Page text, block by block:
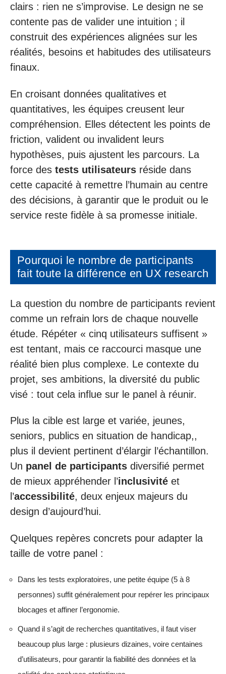
clairs : rien ne s’improvise. Le design ne se
contente pas de valider une intuition ; il
construit des expériences alignées sur les
réalités, besoins et habitudes des utilisateurs
finaux.
En croisant données qualitatives et
quantitatives, les équipes creusent leur
compréhension. Elles détectent les points de
friction, valident ou invalident leurs
hypothèses, puis ajustent les parcours. La
force des tests utilisateurs réside dans
cette capacité à remettre l’humain au centre
des décisions, à garantir que le produit ou le
service reste fidèle à sa promesse initiale.
Pourquoi le nombre de participants
fait toute la différence en UX research
La question du nombre de participants revient
comme un refrain lors de chaque nouvelle
étude. Répéter « cinq utilisateurs suffisent »
est tentant, mais ce raccourci masque une
réalité bien plus complexe. Le contexte du
projet, ses ambitions, la diversité du public
visé : tout cela influe sur le panel à réunir.
Plus la cible est large et variée, jeunes,
seniors, publics en situation de handicap,,
plus il devient pertinent d’élargir l’échantillon.
Un panel de participants diversifié permet
de mieux appréhender l’inclusivité et
l’accessibilité, deux enjeux majeurs du
design d’aujourd’hui.
Quelques repères concrets pour adapter la
taille de votre panel :
Dans les tests exploratoires, une petite équipe (5 à 8
personnes) suffit généralement pour repérer les principaux
blocages et affiner l’ergonomie.
Quand il s’agit de recherches quantitatives, il faut viser
beaucoup plus large : plusieurs dizaines, voire centaines
d’utilisateurs, pour garantir la fiabilité des données et la